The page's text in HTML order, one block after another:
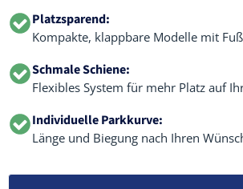
Platzsparend:
Kompakte, klappbare Modelle mit
Schmale Schiene:
Flexibles System für mehr Platz auf
Individuelle Parkkurve:
Länge und Biegung nach Ihren